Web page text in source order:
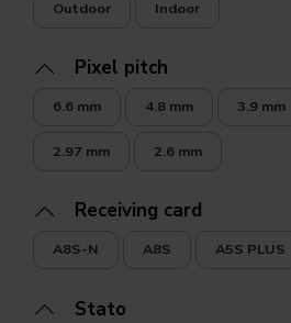
Outdoor Indoor
Pixel pitch
6.6 mm 4.8 mm 3.9 mm
2.97 mm 2.6 mm
Receiving card
A8S-N A8S A5S PLUS
Stato